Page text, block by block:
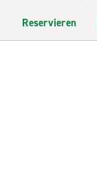
Reservieren